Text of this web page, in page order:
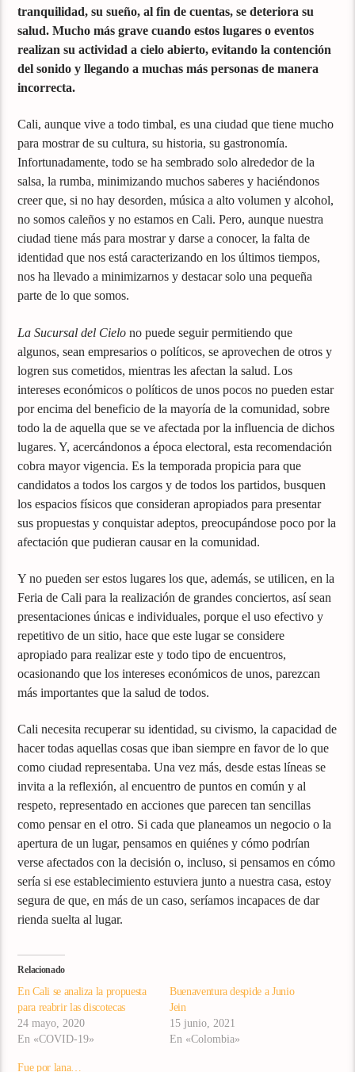
tranquilidad, su sueño, al fin de cuentas, se deteriora su
salud. Mucho más grave cuando estos lugares o eventos
realizan su actividad a cielo abierto, evitando la contención
del sonido y llegando a muchas más personas de manera
incorrecta.
Cali, aunque vive a todo timbal, es una ciudad que tiene mucho
para mostrar de su cultura, su historia, su gastronomía.
Infortunadamente, todo se ha sembrado solo alrededor de la
salsa, la rumba, minimizando muchos saberes y haciéndonos
creer que, si no hay desorden, música a alto volumen y alcohol,
no somos caleños y no estamos en Cali. Pero, aunque nuestra
ciudad tiene más para mostrar y darse a conocer, la falta de
identidad que nos está caracterizando en los últimos tiempos,
nos ha llevado a minimizarnos y destacar solo una pequeña
parte de lo que somos.
La Sucursal del Cielono puede seguir permitiendo que
algunos, sean empresarios o políticos, se aprovechen de otros y
logren sus cometidos, mientras les afectan la salud. Los
intereses económicos o políticos de unos pocos no pueden estar
por encima del beneficio de la mayoría de la comunidad, sobre
todo la de aquella que se ve afectada por la influencia de dichos
lugares. Y, acercándonos a época electoral, esta recomendación
cobra mayor vigencia. Es la temporada propicia para que
candidatos a todos los cargos y de todos los partidos, busquen
los espacios físicos que consideran apropiados para presentar
sus propuestas y conquistar adeptos, preocupándose poco por la
afectación que pudieran causar en la comunidad.
Y no pueden ser estos lugares los que, además, se utilicen, en la
Feria de Cali para la realización de grandes conciertos, así sean
presentaciones únicas e individuales, porque el uso efectivo y
repetitivo de un sitio, hace que este lugar se considere
apropiado para realizar este y todo tipo de encuentros,
ocasionando que los intereses económicos de unos, parezcan
más importantes que la salud de todos.
Cali necesita recuperar su identidad, su civismo, la capacidad de
hacer todas aquellas cosas que iban siempre en favor de lo que
como ciudad representaba. Una vez más, desde estas líneas se
invita a la reflexión, al encuentro de puntos en común y al
respeto, representado en acciones que parecen tan sencillas
como pensar en el otro. Si cada que planeamos un negocio o la
apertura de un lugar, pensamos en quiénes y cómo podrían
verse afectados con la decisión o, incluso, si pensamos en cómo
sería si ese establecimiento estuviera junto a nuestra casa, estoy
segura de que, en más de un caso, seríamos incapaces de dar
rienda suelta al lugar.
Relacionado
En Cali se analiza la propuesta
para reabrir las discotecas
24 mayo, 2020
En «COVID-19»
Buenaventura despide a Junio
Jein
15 junio, 2021
En «Colombia»
Fue por lana…